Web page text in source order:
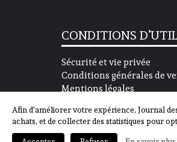
CONDITIONS
Sécurité et vie privée
Conditions générales de
Mentions légales
Afin d'améliorer votre expérience, Journal
achats, et de collecter des statistiques pour